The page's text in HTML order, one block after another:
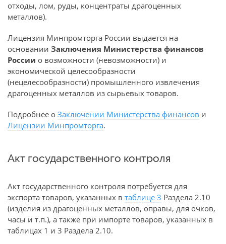
отходы, лом, руды, концентраты драгоценных
металлов).
Лицензия Минпромторга России выдается на
основании Заключения Министерства финансов
России о возможности (невозможности) и
экономической целесообразности
(нецелесообразности) промышленного извлечения
драгоценных металлов из сырьевых товаров.
Подробнее о Заключении Министерства финансов и
Лицензии Минпромторга.
Акт государственного контроля
Акт государственного контроля потребуется для
экспорта товаров, указанных в таблице 3 Раздела 2.10
(изделия из драгоценных металлов, оправы, для очков,
часы и т.п.), а также при импорте товаров, указанных в
таблицах 1 и 3 Раздела 2.10.